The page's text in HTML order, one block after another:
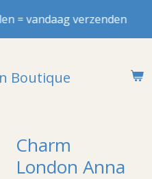
= vandaag verzenden
Boutique
Charm
London Anna